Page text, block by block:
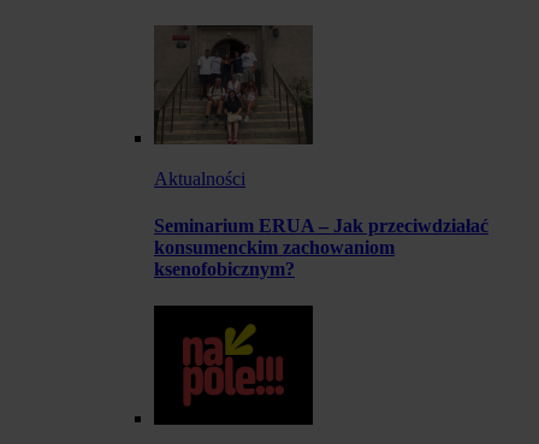
Aktualności
Seminarium ERUA – Jak przeciwdziałać
konsumenckim zachowaniom
ksenofobicznym?